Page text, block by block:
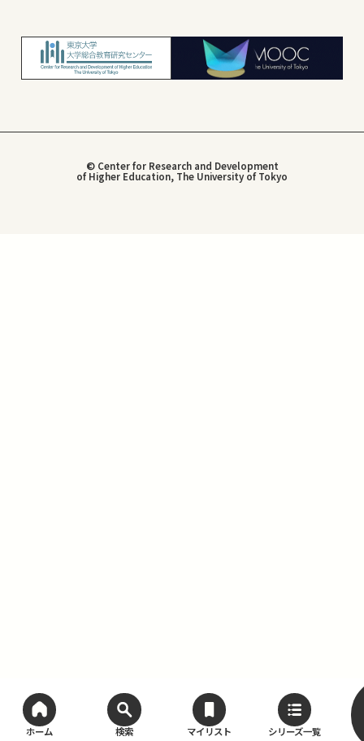
ホーム 検索 マイリスト シリーズ一覧
© Center for Research and Development
of Higher Education, The University of Tokyo